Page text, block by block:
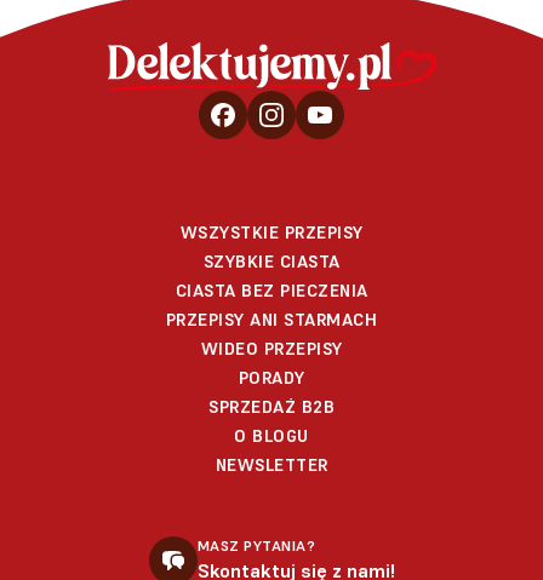
WSZYSTKIE PRZEPISY
SZYBKIE CIASTA
CIASTA BEZ PIECZENIA
PRZEPISY ANI STARMACH
WIDEO PRZEPISY
PORADY
SPRZEDAŻ B2B
O BLOGU
NEWSLETTER
MASZ PYTANIA?
Skontaktuj się z nami!